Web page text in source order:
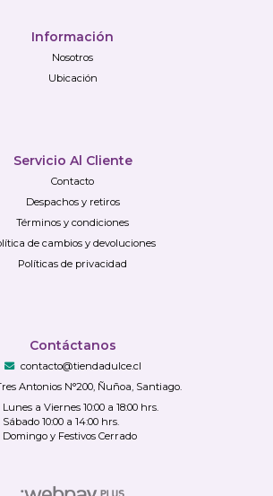
Información
Nosotros
Ubicación
Servicio Al Cliente
Contacto
Despachos y retiros
Términos y condiciones
de cambios y devoluciones
Políticas de privacidad
Contáctanos
contacto@tiendadulce.cl
Antonios N°200, Ñuñoa, Santiago.
Lunes a Viernes 10:00 a 18:00 hrs.
Sábado 10:00 a 14:00 hrs.
Domingo y Festivos Cerrado